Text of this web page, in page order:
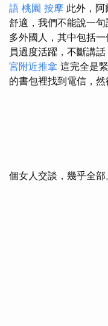
語 桃園 按摩 此外，阿
舒適，我們不能說一句
多外國人，其中包括
員過度活躍，不斷講
宮附近推拿 這完全是
的書包裡找到電信，
個女人交談，幾乎全部